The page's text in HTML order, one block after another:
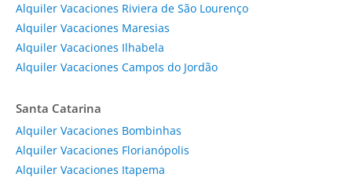
Alquiler Vacaciones Riviera de São Lourenço
Alquiler Vacaciones Maresias
Alquiler Vacaciones Ilhabela
Alquiler Vacaciones Campos do Jordão
Santa Catarina
Alquiler Vacaciones Bombinhas
Alquiler Vacaciones Florianópolis
Alquiler Vacaciones Itapema